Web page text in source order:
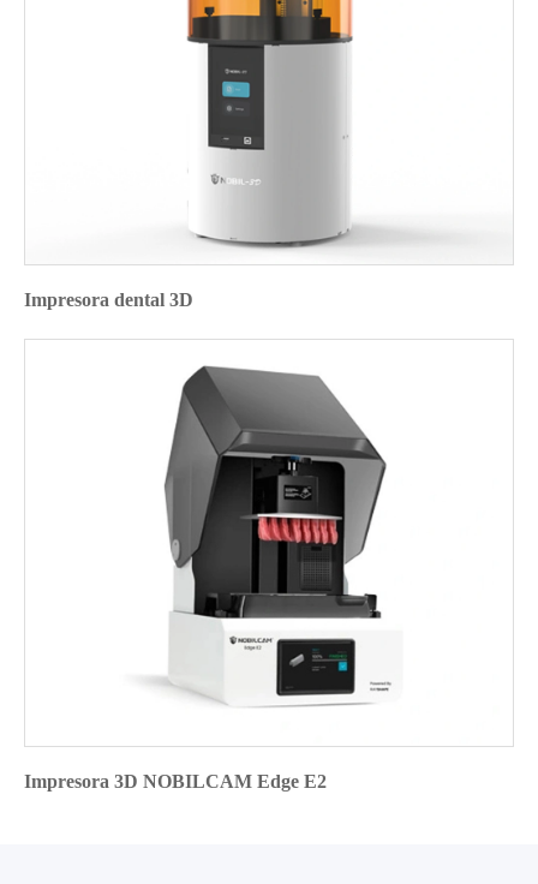
Impresora dental 3D
Impresora 3D NOBILCAM Edge E2